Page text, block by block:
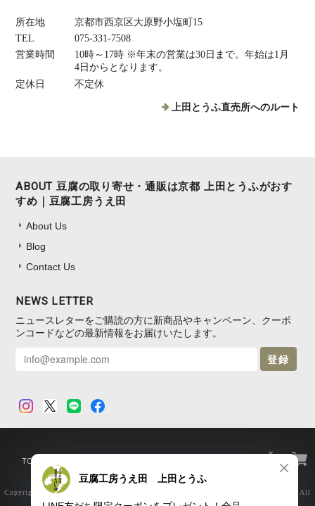
所在地
京都市西京区大原野小塩町15
TEL
075‐331‐7508
営業時間
10時～17時 ※年末の営業は30日まで。年始は1月
4日からとなります。
定休日
不定休
上田とうふ直売所へのルート
ABOUT 豆腐の取り寄せ・通販は京都 上田とうふがおす
すめ｜豆腐工房うえ田
About Us
Blog
Contact Us
NEWS LETTER
ニュースレターをご購読の方に新商品やキャンペーン、クーポ
ンコードなどの最新情報をお届けいたします。
登録
TOP
Copyright © 豆腐の取り寄せ・通販は京都 上田とうふがおすすめ｜豆腐工房うえ田. All
Rights Reserved.